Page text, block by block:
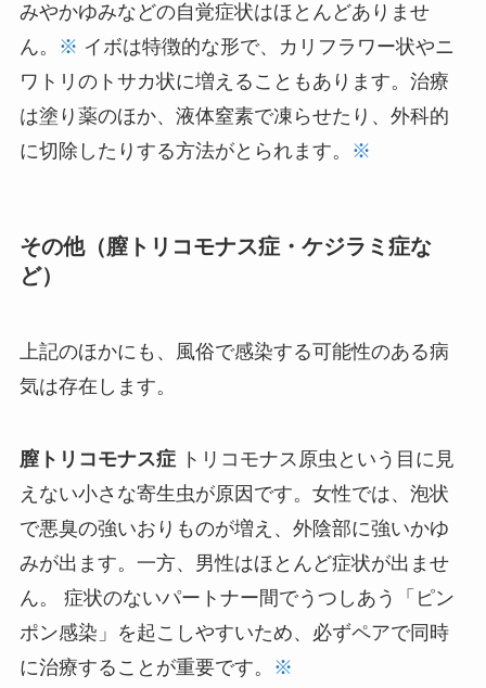
みやかゆみなどの自覚症状はほとんどありませ
ん。
※ イボは特徴的な形で、カリフラワー状やニ
ワトリのトサカ状に増えることもあります。治療
は塗り薬のほか、液体窒素で凍らせたり、外科的
に切除したりする方法がとられます。
※
その他（膣トリコモナス症・ケジラミ症な
ど）
上記のほかにも、風俗で感染する可能性のある病
気は存在します。
膣トリコモナス症トリコモナス原虫という目に見
えない小さな寄生虫が原因です。女性では、泡状
で悪臭の強いおりものが増え、外陰部に強いかゆ
みが出ます。一方、男性はほとんど症状が出ませ
ん。 症状のないパートナー間でうつしあう「ピン
ポン感染」を起こしやすいため、必ずペアで同時
に治療することが重要です。
※